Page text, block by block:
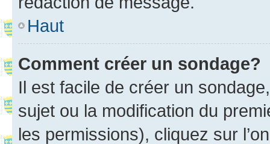
Haut
Comment créer un sondage?
Il est facile de créer un
sujet ou la modification du
les permissions), cliquez sur